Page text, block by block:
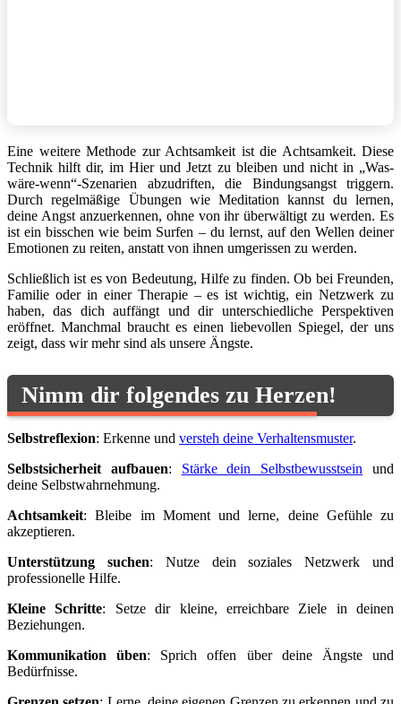
Eine weitere Methode zur Achtsamkeit ist die Achtsamkeit. Diese
Technik hilft dir, im Hier und Jetzt zu bleiben und nicht in „Was-
wäre-wenn“-Szenarien abzudriften, die Bindungsangst triggern.
Durch regelmäßige Übungen wie Meditation kannst du lernen,
deine Angst anzuerkennen, ohne von ihr überwältigt zu werden. Es
ist ein bisschen wie beim Surfen – du lernst, auf den Wellen deiner
Emotionen zu reiten, anstatt von ihnen umgerissen zu werden.
Schließlich ist es von Bedeutung, Hilfe zu finden. Ob bei Freunden,
Familie oder in einer Therapie – es ist wichtig, ein Netzwerk zu
haben, das dich auffängt und dir unterschiedliche Perspektiven
eröffnet. Manchmal braucht es einen liebevollen Spiegel, der uns
zeigt, dass wir mehr sind als unsere Ängste.
Nimm dir folgendes zu Herzen!
Selbstreflexion: Erkenne und versteh deine Verhaltensmuster.
Selbstsicherheit aufbauen: Stärke dein Selbstbewusstsein und
deine Selbstwahrnehmung.
Achtsamkeit: Bleibe im Moment und lerne, deine Gefühle zu
akzeptieren.
Unterstützung suchen: Nutze dein soziales Netzwerk und
professionelle Hilfe.
Kleine Schritte: Setze dir kleine, erreichbare Ziele in deinen
Beziehungen.
Kommunikation üben: Sprich offen über deine Ängste und
Bedürfnisse.